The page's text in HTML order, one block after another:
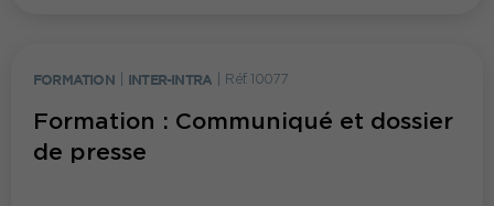
FORMATION INTER-INTRA Réf. 10077
Formation : Communiqué et dossier
de presse